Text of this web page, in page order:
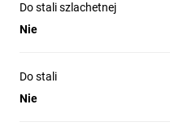
Do stali szlachetnej
Nie
Do stali
Nie